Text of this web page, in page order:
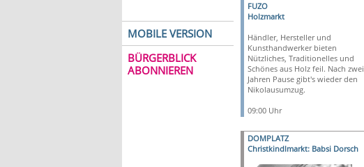
MOBILE VERSION
BÜRGERBLICK
ABONNIEREN
FUZO
Holzmarkt
Händler, Hersteller und
Kunsthandwerker bieten
Nützliches, Traditionelles und
Schönes aus Holz feil. Nach zwei
Jahren Pause gibt's wieder den
Nikolausumzug.
09:00 Uhr
DOMPLATZ
Christkindlmarkt: Babsi Dorsch